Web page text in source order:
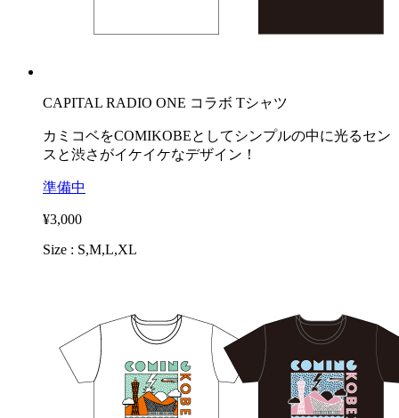
CAPITAL RADIO ONE コラボ Tシャツ
カミコベをCOMIKOBEとしてシンプルの中に光るセン
スと渋さがイケイケなデザイン！
準備中
¥3,000
Size : S,M,L,XL